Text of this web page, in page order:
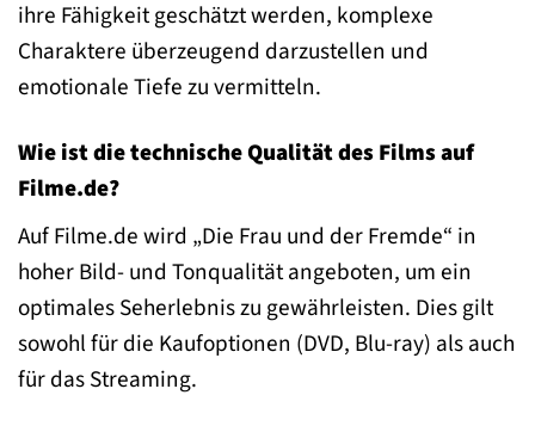
ihre Fähigkeit geschätzt werden, komplexe
Charaktere überzeugend darzustellen und
emotionale Tiefe zu vermitteln.
Wie ist die technische Qualität des Films auf
Filme.de?
Auf Filme.de wird „Die Frau und der Fremde“ in
hoher Bild- und Tonqualität angeboten, um ein
optimales Seherlebnis zu gewährleisten. Dies gilt
sowohl für die Kaufoptionen (DVD, Blu-ray) als auch
für das Streaming.